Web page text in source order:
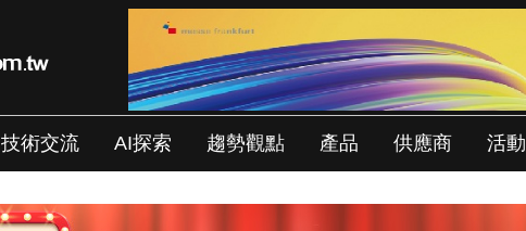
技術交流 AI探索 趨勢觀點 產品 供應商 活動